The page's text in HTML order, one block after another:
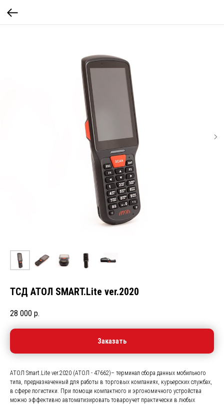
ТСД АТОЛ SMART.Lite ver.2020
28 000 р.
Заказать
АТОЛ Smart.Lite ver.2020 (АТОЛ - 47662)– терминал сбора данных мобильного
типа, предназначенный для работы в торговых компаниях, курьерских службах,
в сфере логистики. При помощи компактного и эргономичного устройства
можно эффективно автоматизировать товароучет практически в любых